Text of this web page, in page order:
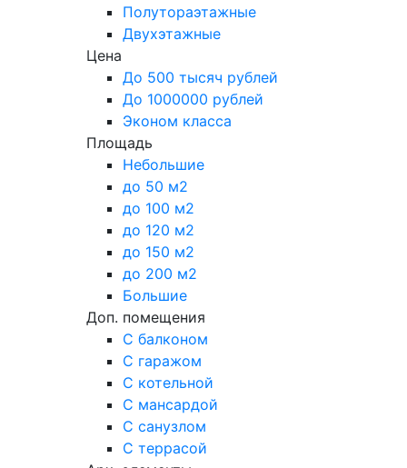
Полутораэтажные
Двухэтажные
Цена
До 500 тысяч рублей
До 1000000 рублей
Эконом класса
Площадь
Небольшие
до 50 м2
до 100 м2
до 120 м2
до 150 м2
до 200 м2
Большие
Доп. помещения
С балконом
С гаражом
С котельной
С мансардой
С санузлом
С террасой